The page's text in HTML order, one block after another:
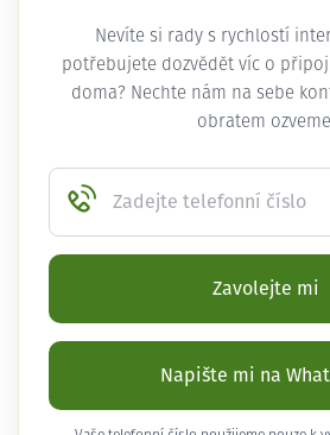
Nevíte si rady s rychlostí
potřebujete dozvědět víc o
doma? Nechte nám na sebe
obratem
Zadejte telefonní číslo
Zavolejte mi
Napište mi na